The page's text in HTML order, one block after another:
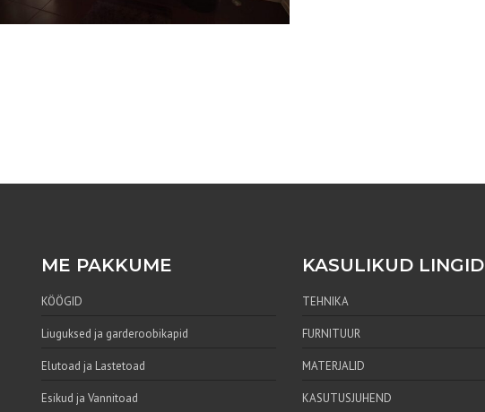
ME PAKKUME
KÖÖGID
Liuguksed ja garderoobikapid
Elutoad ja Lastetoad
Esikud ja Vannitoad
KASULIKUD LINGID
TEHNIKA
FURNITUUR
MATERJALID
KASUTUSJUHEND